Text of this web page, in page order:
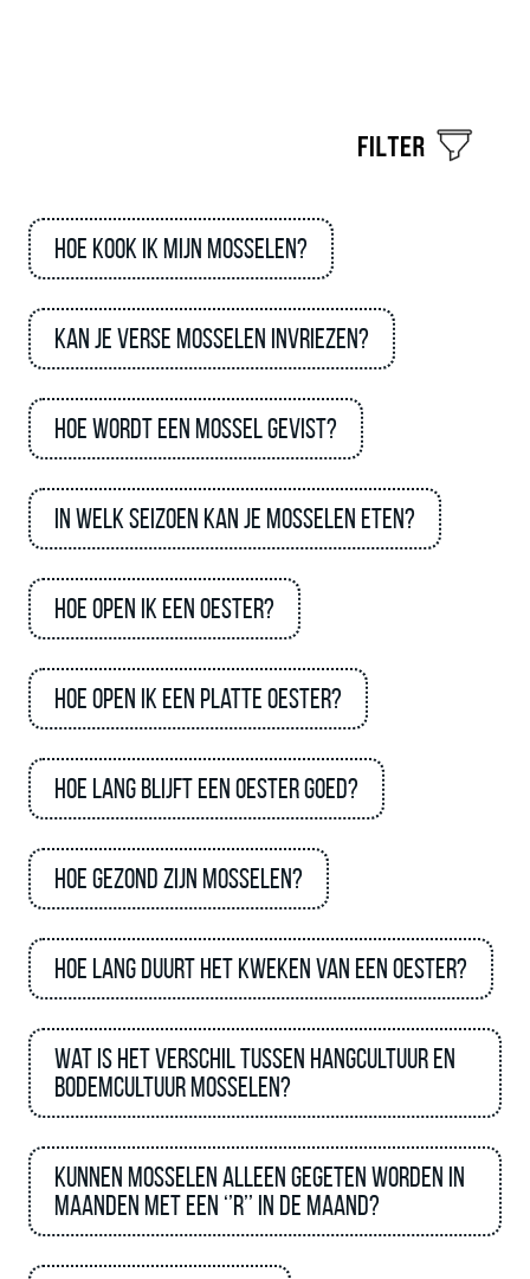
Hoe kook ik mijn mosselen?
Kan je verse mosselen invriezen?
Hoe wordt een mossel gevist?
In welk seizoen kan je mosselen eten?
Hoe open ik een oester?
Hoe open ik een platte oester?
Hoe lang blijft een oester goed?
Hoe gezond zijn mosselen?
Hoe lang duurt het kweken van een oester?
Wat is het verschil tussen hangcultuur en
bodemcultuur mosselen?
Kunnen mosselen alleen gegeten worden in
maanden met een ‘’R’’ in de maand?